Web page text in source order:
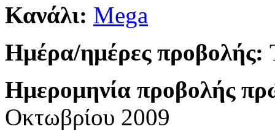
Κανάλι: Mega
Ημέρα/ημέρες προβολής:
Ημερομηνία προβολής
Οκτωβρίου 2009